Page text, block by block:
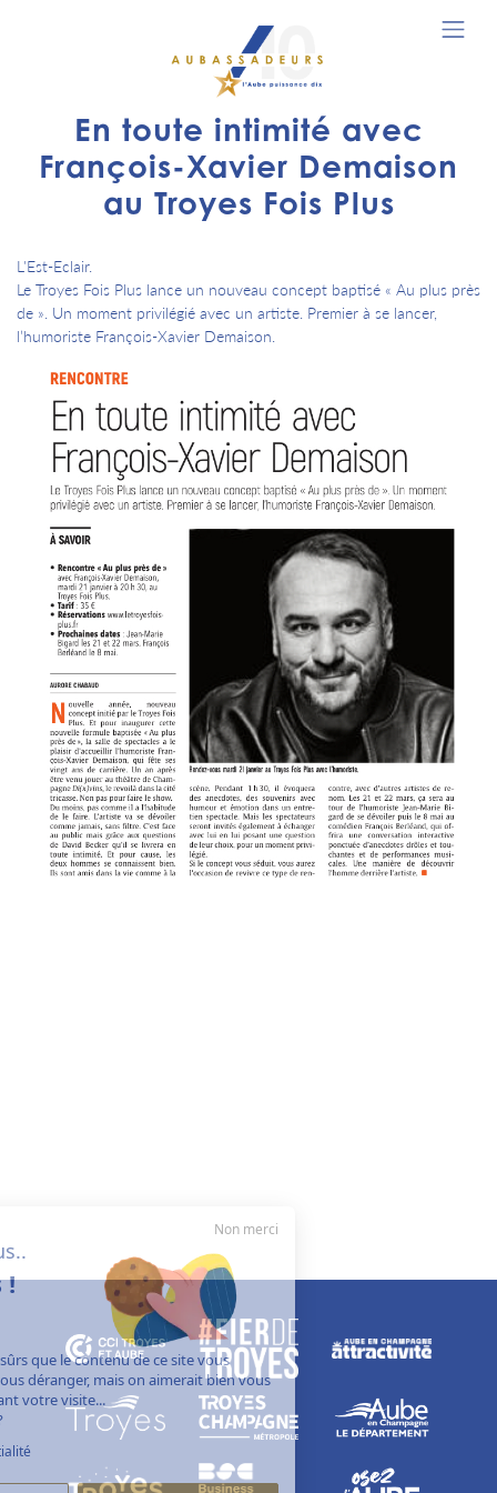
En toute intimité avec
François-Xavier Demaison
au Troyes Fois Plus
L'Est-Eclair.
Le Troyes Fois Plus lance un nouveau concept baptisé « Au plus près
de ». Un moment privilégié avec un artiste. Premier à se lancer,
l’humoriste François-Xavier Demaison.
c'est nous..
cookies !
a attendu d'être sûrs que le contenu de ce site vous
avant de vous déranger, mais on aimerait bien vous
pendant votre visite...
OK pour vous ?
de confidentialité